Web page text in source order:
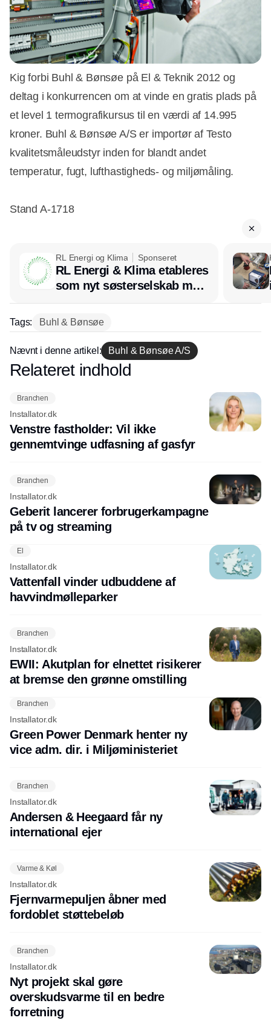
Kig forbi Buhl & Bønsøe på El & Teknik 2012 og
deltag i konkurrencen om at vinde en gratis plads på
et level 1 termografikursus til en værdi af 14.995
kroner. Buhl & Bønsøe A/S er importør af Testo
kvalitetsmåleudstyr inden for blandt andet
temperatur, fugt, lufthastigheds- og miljømåling.
Stand A-1718
Annonce
RL Energi og Klima Sponseret
RL Energi & Klima etableres
som nyt søsterselskab med
afsæt i RL Ventilation
Tags: Buhl & Bønsøe
Nævnt i denne artikel: Buhl & Bønsøe A/S
Annonce
Relateret indhold
Branchen
Installator.dk
Venstre fastholder: Vil ikke
gennemtvinge udfasning af gasfyr
Branchen
Installator.dk
Geberit lancerer forbrugerkampagne
på tv og streaming
El
Installator.dk
Vattenfall vinder udbuddene af
havvindmølleparker
Branchen
Installator.dk
EWII: Akutplan for elnettet risikerer
at bremse den grønne omstilling
Branchen
Installator.dk
Green Power Denmark henter ny
vice adm. dir. i Miljøministeriet
Branchen
Installator.dk
Andersen & Heegaard får ny
international ejer
Varme & Køl
Installator.dk
Fjernvarmepuljen åbner med
fordoblet støttebeløb
Branchen
Installator.dk
Nyt projekt skal gøre
overskudsvarme til en bedre
forretning